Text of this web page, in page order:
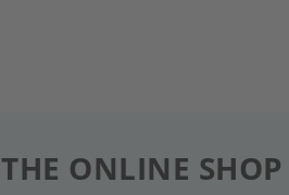
THE ONLINE SHOP